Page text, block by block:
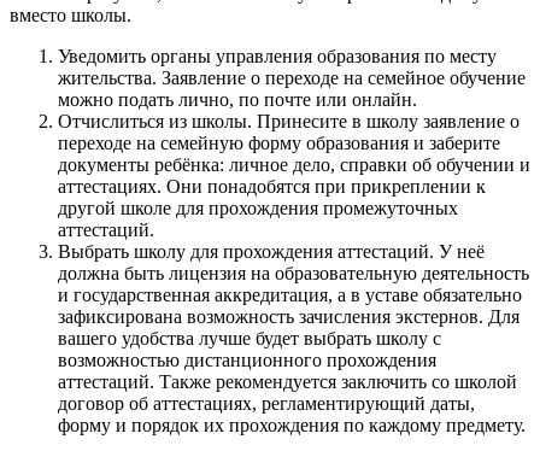
вместо школы.
Уведомить органы управления образования по месту
жительства. Заявление о переходе на семейное обучение
можно подать лично, по почте или онлайн.
Отчислиться из школы. Принесите в школу заявление о
переходе на семейную форму образования и заберите
документы ребёнка: личное дело, справки об обучении и
аттестациях. Они понадобятся при прикреплении к
другой школе для прохождения промежуточных
аттестаций.
Выбрать школу для прохождения аттестаций. У неё
должна быть лицензия на образовательную деятельность
и государственная аккредитация, а в уставе обязательно
зафиксирована возможность зачисления экстернов. Для
вашего удобства лучше будет выбрать школу с
возможностью дистанционного прохождения
аттестаций. Также рекомендуется заключить со школой
договор об аттестациях, регламентирующий даты,
форму и порядок их прохождения по каждому предмету.